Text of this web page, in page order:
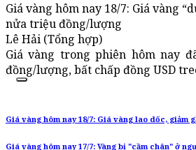
Giá vàng hôm nay 18/7: Giá vàng
nửa triệu đồng/lượng
Lê Hải (Tổng hợp)
Giá vàng trong phiên hôm nay
đồng/lượng, bất chấp đồng USD
Giá vàng hôm nay 18/7: Giá vàng lao dốc, giảm
Giá vàng hôm nay 17/7: Vàng bị "cầm chân" ở